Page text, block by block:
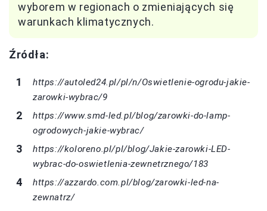
wyborem w regionach o zmieniających się
warunkach klimatycznych.
Źródła:
https://autoled24.pl/pl/n/Oswietlenie-ogrodu-jakie-
zarowki-wybrac/9
https://www.smd-led.pl/blog/zarowki-do-lamp-
ogrodowych-jakie-wybrac/
https://koloreno.pl/pl/blog/Jakie-zarowki-LED-
wybrac-do-oswietlenia-zewnetrznego/183
https://azzardo.com.pl/blog/zarowki-led-na-
zewnatrz/